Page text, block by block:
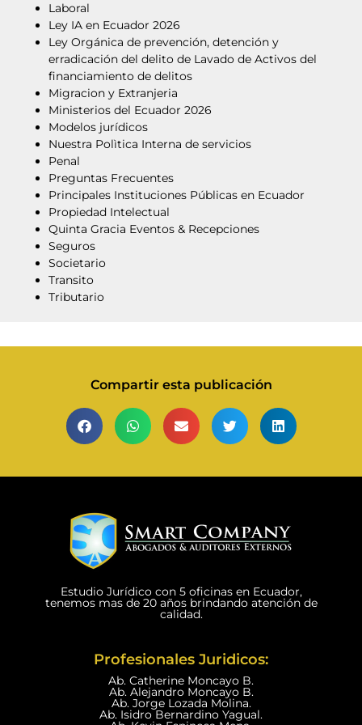
Laboral
Ley IA en Ecuador 2026
Ley Orgánica de prevención, detención y
erradicación del delito de Lavado de Activos del
financiamiento de delitos
Migracion y Extranjeria
Ministerios del Ecuador 2026
Modelos jurídicos
Nuestra Polìtica Interna de servicios
Penal
Preguntas Frecuentes
Principales Instituciones Públicas en Ecuador
Propiedad Intelectual
Quinta Gracia Eventos & Recepciones
Seguros
Societario
Transito
Tributario
Compartir esta publicación
Estudio Jurídico con 5 oficinas en Ecuador,
tenemos mas de 20 años brindando atención de
calidad.
Profesionales Juridicos:
Ab. Catherine Moncayo B.
Ab. Alejandro Moncayo B.
Ab. Jorge Lozada Molina.
Ab. Isidro Bernardino Yagual.